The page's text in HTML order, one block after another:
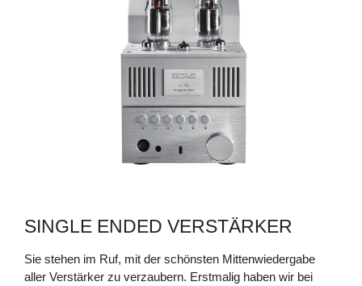
PHONO EQ.2
V 80 SE
SINGLE ENDED VERSTÄRKER
Sie stehen im Ruf, mit der schönsten Mittenwiedergabe
aller Verstärker zu verzaubern. Erstmalig haben wir bei